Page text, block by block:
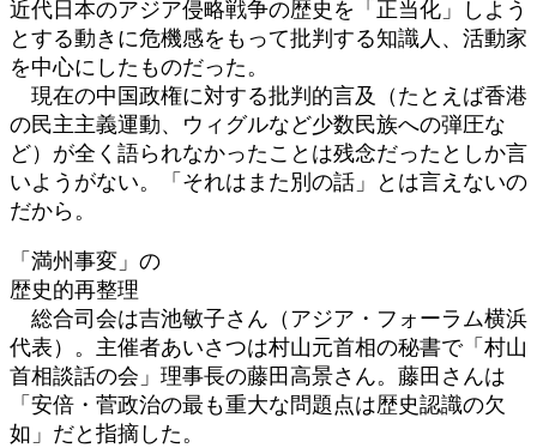
近代日本のアジア侵略戦争の歴史を「正当化」しよう
とする動きに危機感をもって批判する知識人、活動家
を中心にしたものだった。
現在の中国政権に対する批判的言及（たとえば香港
の民主主義運動、ウィグルなど少数民族への弾圧な
ど）が全く語られなかったことは残念だったとしか言
いようがない。「それはまた別の話」とは言えないの
だから。
「満州事変」の
歴史的再整理
総合司会は吉池敏子さん（アジア・フォーラム横浜
代表）。主催者あいさつは村山元首相の秘書で「村山
首相談話の会」理事長の藤田高景さん。藤田さんは
「安倍・菅政治の最も重大な問題点は歴史認識の欠
如」だと指摘した。